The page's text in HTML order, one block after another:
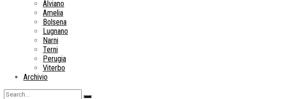
Alviano
Amelia
Bolsena
Lugnano
Narni
Terni
Perugia
Viterbo
Archivio